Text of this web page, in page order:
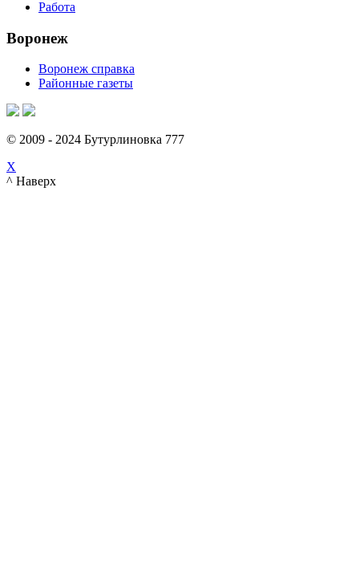
Работа
Воронеж
Воронеж справка
Районные газеты
© 2009 - 2024 Бутурлиновка 777
X
^ Наверх